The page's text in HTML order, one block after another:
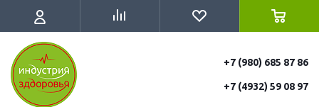
+7 (980) 685 87 86
+7 (4932) 59 08 97